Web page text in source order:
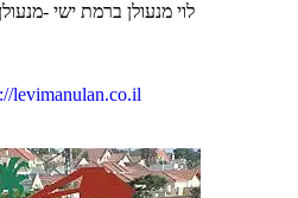
לוי מנעולן ברמת ישי -
levimanulan.co.il